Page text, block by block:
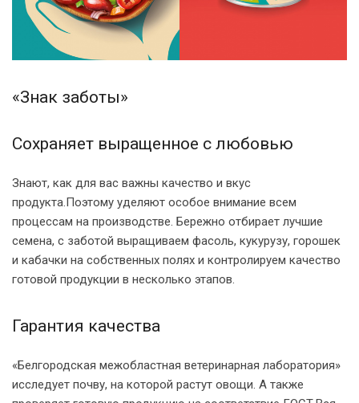
«Знак заботы»
Сохраняет выращенное с любовью
Знают, как для вас важны качество и вкус
продукта.Поэтому уделяют особое внимание всем
процессам на производстве. Бережно отбирает лучшие
семена, с заботой выращиваем фасоль, кукурузу, горошек
и кабачки на собственных полях и контролируем качество
готовой продукции в несколько этапов.
Гарантия качества
«Белгородская межобластная ветеринарная лаборатория»
исследует почву, на которой растут овощи. А также